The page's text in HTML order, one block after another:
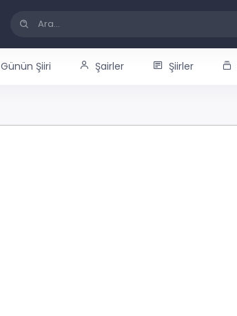
Günün Şiiri Şairler Şiirler